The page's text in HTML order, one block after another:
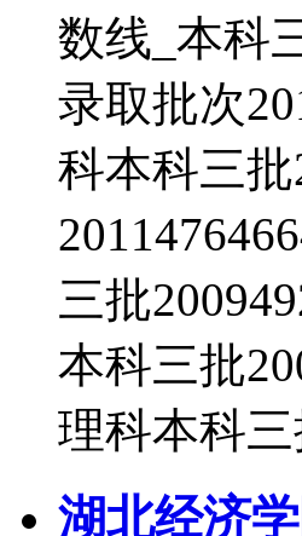
数线_本科
录取批次
科本科三批
三批
本科三批
理科本科
湖北经济